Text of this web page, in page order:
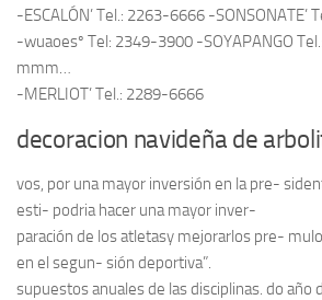
-ESCALÓN’ Tel.: 2263-6666 -SONSONATE’
-wuaoesº Tel: 2349-3900 -SOYAPANGO
mmm…
-MERLIOT’ Tel.: 2289-6666
decoracion navideña de
vos, por una mayor inversión en la pre-
esti- podria hacer una mayor inver-
paración de los atletasy mejorarlos pre-
en el segun- sión deportiva”.
supuestos anuales de las disciplinas. do año